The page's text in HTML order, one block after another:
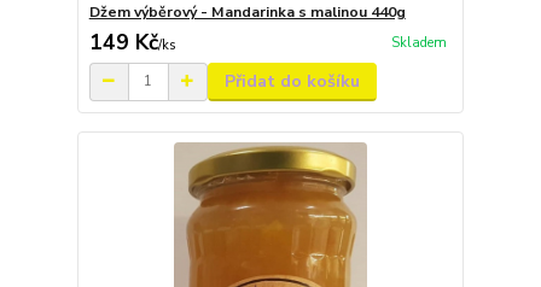
Džem výběrový - Mandarinka s malinou 440g
149 Kč/ks Skladem
Přidat do košíku